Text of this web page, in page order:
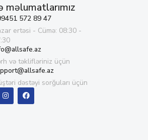
məlumatlarımız
572 89 47
ertəsi - Cümə: 08:30 -
və təklifləriniz üçün
dəstəyi sorğuları üçün